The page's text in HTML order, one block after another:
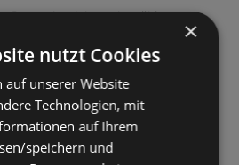
Prospekt nicht mehr gültig
×
nutzt Cookies
auf unserer Website
Technologien, mit
auf Ihrem
speichern und